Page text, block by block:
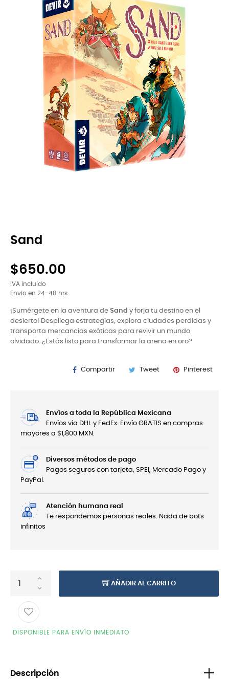
Sand
$650.00
IVA incluido
Envío en 24-48 hrs
¡Sumérgete en la aventura de Sand y forja tu destino en el
desierto! Despliega estrategias, explora ciudades perdidas y
transporta mercancías exóticas para revivir un mundo
olvidado. ¿Estás listo para transformar la arena en oro?
Compartir Tweet Pinterest
Envíos a toda la República Mexicana
Envíos vía DHL y FedEx. Envío GRATIS en compras
mayores a $1,800 MXN.
Diversos métodos de pago
Pagos seguros con tarjeta, SPEI, Mercado Pago y
PayPal.
Atención humana real
Te respondemos personas reales. Nada de bots
infinitos
AÑADIR AL CARRITO
DISPONIBLE PARA ENVÍO INMEDIATO
Descripción